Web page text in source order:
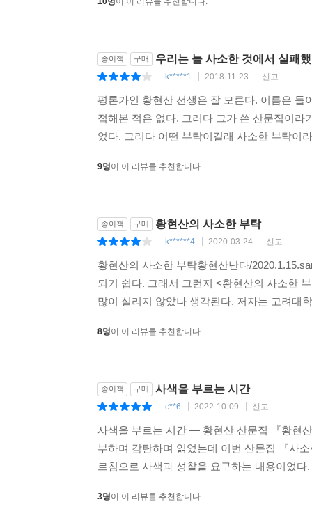
악마는 눈뜨고 그 생때같은 아이들을 잃는 순간
않는다. 그것이 악마의 처사였다면 악마의 연구
용서하지 말고 리본을 달건 촛불을 들건 무슨 일이
―「악마의 존재 방식」중에서
책을 읽는 것도 마찬가지다. 책은 도끼라고 니체
책이라는 이름의 도끼 앞에 우리를 바치는 것도
종이책 구매 우리는 늘 사소한 것에서 실패
k*****1 2018-11-23 신고
평론가인 황현산 선생은 잘 모른다. 이름은
접해본 적은 없다. 그러다 그가 쓴 산문집이라
었다. 그러다 어떤 부탁이길래 사소한 부탁이
9명이 이 리뷰를 추천합니다.
종이책 구매 황현산의 사소한 부탁
k******4 2020-03-24 신고
황현산의 사소한 부탁황현산난다/
되기 쉽다. 그래서 그런지 <황현산의 사소한
많이 실리지 않았나 생각된다. 저자는 고려대
8명이 이 리뷰를 추천합니다.
종이책 구매 사색을 부르는 시간
c**6 2022-10-09 신고
사색을 부르는 시간 ― 황현산 산문집 『황현
부하며 감탄하며 읽었는데 이번 산문집 『사
르침으로 사색과 성찰을 요구하는 내용이었
3명이 이 리뷰를 추천합니다.